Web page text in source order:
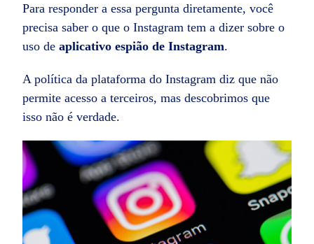
Para responder a essa pergunta diretamente, você
precisa saber o que o Instagram tem a dizer sobre o
uso deaplicativo espião de Instagram.
A política da plataforma do Instagram diz que não
permite acesso a terceiros, mas descobrimos que
isso não é verdade.